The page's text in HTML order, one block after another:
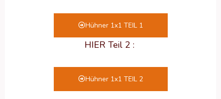
Hühner 1x1 TEIL 1
HIER Teil 2 :
Hühner 1x1 TEIL 2